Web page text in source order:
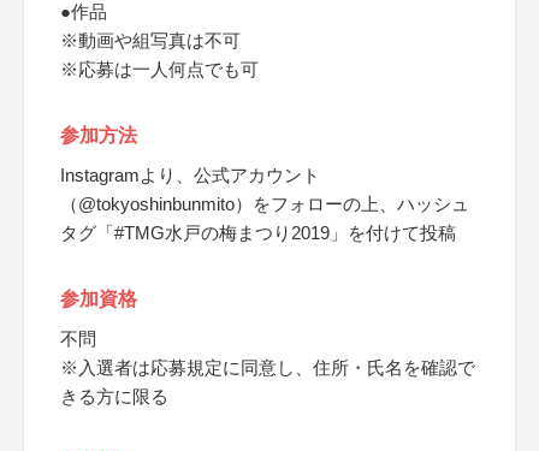
●作品
※動画や組写真は不可
※応募は一人何点でも可
参加方法
Instagramより、公式アカウント
（@tokyoshinbunmito）をフォローの上、ハッシュ
タグ「#TMG水戸の梅まつり2019」を付けて投稿
参加資格
不問
※入選者は応募規定に同意し、住所・氏名を確認で
きる方に限る